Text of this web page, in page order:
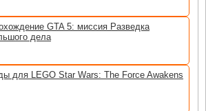
GTA 5: миссия Разведка
дела
для LEGO Star Wars: The Force Awakens